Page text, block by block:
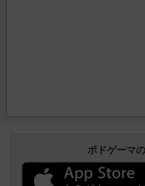
ボドゲーマ